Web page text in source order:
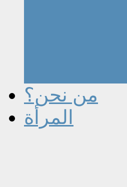
من نحن؟
المرأة